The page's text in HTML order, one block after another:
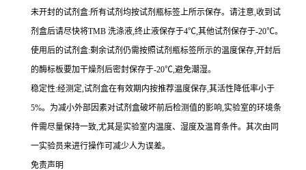
未开封的试剂盒:所有试剂均按试剂瓶标签上所示保存。请注意,收到试
剂盒后请尽快将TMB 洗涤液,终止液保存于4℃,其他试剂保存于-20℃。
使用后的试剂盒:剩余试剂仍需按照试剂瓶标签所示的温度保存,开封后
的酶标板要加干燥剂后密封保存于-20℃,避免潮湿。
稳定性:经测定,试剂盒在有效期内按推荐温度保存,其活性降低率小于
5%。为减小外部因素对试剂盒破坏前后检测值的影响,实验室的环境条
件需尽量保持一致,尤其是实验室内温度、湿度及温育条件。其次由同
一实验员来进行操作可减少人为误差。
免责声明